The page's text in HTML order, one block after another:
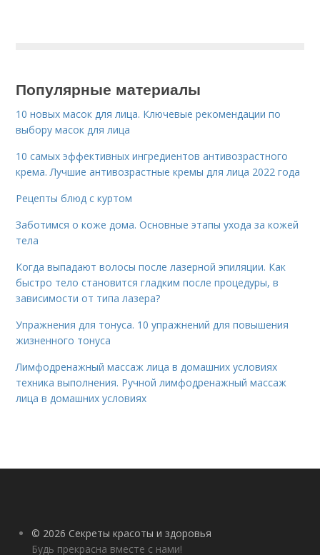
Популярные материалы
10 новых масок для лица. Ключевые рекомендации по
выбору масок для лица
10 самых эффективных ингредиентов антивозрастного
крема. Лучшие антивозрастные кремы для лица 2022 года
Рецепты блюд с куртом
Заботимся о коже дома. Основные этапы ухода за кожей
тела
Когда выпадают волосы после лазерной эпиляции. Как
быстро тело становится гладким после процедуры, в
зависимости от типа лазера?
Упражнения для тонуса. 10 упражнений для повышения
жизненного тонуса
Лимфодренажный массаж лица в домашних условиях
техника выполнения. Ручной лимфодренажный массаж
лица в домашних условиях
© 2026 Секреты красоты и здоровья
Будь прекрасна вместе с нами!